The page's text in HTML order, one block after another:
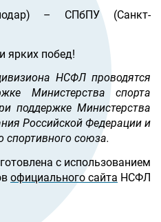
– СПбПУ (Санкт-
ярких побед!
НСФЛ проводятся
Министерства спорта
поддержке Министерства
Российской Федерации и
спортивного союза.
с использованием
официального сайта НСФЛ